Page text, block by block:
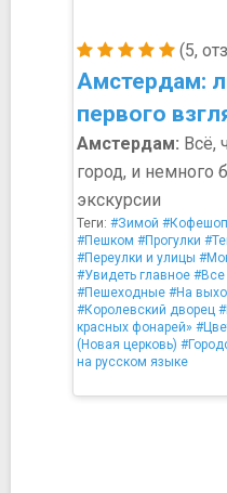
(5,
Амстердам:
первого
Амстердам: Всё,
город, и немного
экскурсии
Теги: #Зимой
#Пешком #Прогулки
#Переулки и улицы
#Увидеть главное #Все
#Пешеходные #На
#Королевский дворец
красных фонарей»
(Новая церковь)
на русском языке